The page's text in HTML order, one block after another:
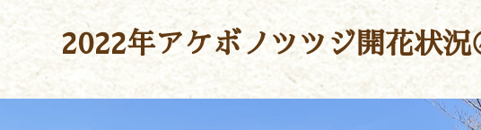
2022年アケボノツツジ開花状